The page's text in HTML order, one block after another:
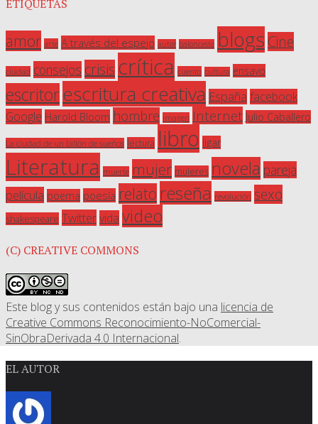
ETIQUETAS
amor arte A través del espejo autor baloncesto blogs Cine
ciudad consejos crisis crítica cuento cultura ensayo
escritorescritura creativa España facebook
Google Harold Bloom hombre imagen Internet Julio Caballero
La ciudad de un billón de sueños lectura libro ligar
Literatura muerte mujer mujeres novela pareja
película poema poesía relato reseña revolución sexo
shakespeare Twittervida video
(C) CREATIVE COMMONS
Este blog y sus contenidos están bajo una licencia de
Creative Commons Reconocimiento-NoComercial-
SinObraDerivada 4.0 Internacional.
EL AUTOR